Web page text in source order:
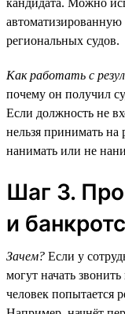
автоматизированную
региональных судов.
Как работать с
почему он получил
Если должность не
нельзя принимать на
нанимать или не
Шаг 3.
и
Зачем? Если у
могут начать
человек попытается